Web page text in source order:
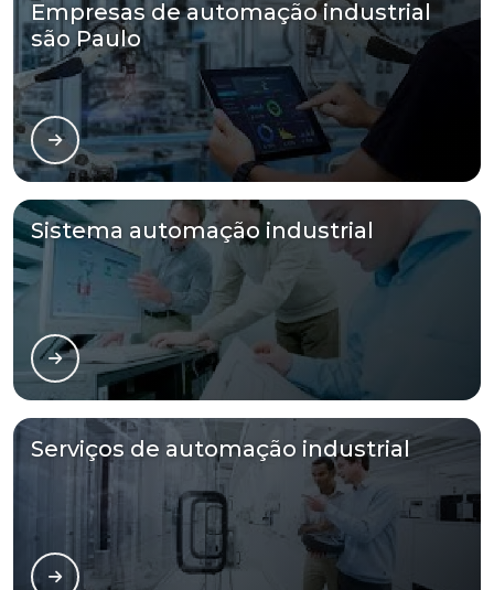
Empresas de automação industrial
são Paulo
Sistema automação industrial
Serviços de automação industrial